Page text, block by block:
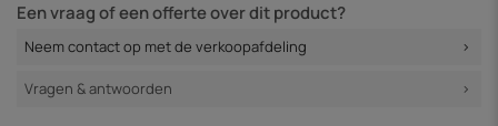
Een vraag of een offerte over dit product?
Neem contact op met de verkoopafdeling
Vragen & antwoorden